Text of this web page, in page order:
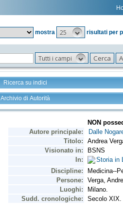
mostra
25 risultati per
Tutti i campi
Ricerca su indici
Archivio di Autorità